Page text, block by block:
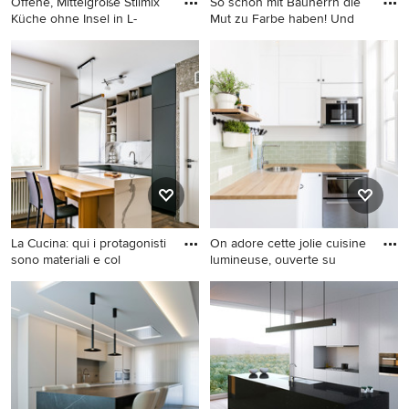
Küche ohne Insel in L-
Offene, Mittelgroße Stilmix
Küche ohne Insel in L-Form
mit Landhausspüle, weißen
Schränken, Arbeitsplatte aus
Holz, Küchenrückwand in
Grün, Küchengeräten aus
Edelstahl, Keramikboden und
beigem Boden in Marseille
Mut zu Farbe haben! Und
Offene, Kleine Stilmix Küche
in L-Form mit schwarzen
Schränken, Quarzwerkstein-
Arbeitsplatte,
Küchenrückwand in Grün,
Rückwand aus Metrofliesen,
braunem Holzboden, weißer
Arbeitsplatte und Tapete in
München
La Cucina: qui i protagonisti
sono materiali e col
Offene, Kleine Moderne
Küche in L-Form mit
integriertem Waschbecken,
flächenbündigen
Schrankfronten, grauen
Schränken, Marmor-
On adore cette jolie cuisine
lumineuse, ouverte su
Offene, Kleine
Skandinavische Küche ohne
Insel in L-Form mit
Unterbauwaschbecken,
Kassettenfronten, weißen
Schränken, Arbeitsplatte aus